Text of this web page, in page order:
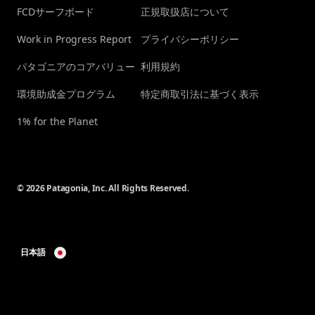
FCDサーフボード
Work in Progress Report
パタゴニアのコアバリュー
環境助成金プログラム
1% for the Planet
正規取扱店について
プライバシーポリシー
利用規約
特定商取引法に基づく表示
© 2026 Patagonia, Inc. All Rights Reserved.
日本語